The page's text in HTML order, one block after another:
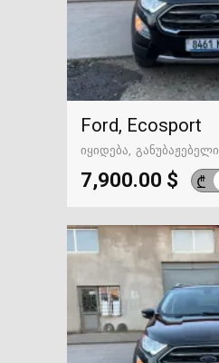
Ford, Ecosport
იყიდება განუბაჟებელი
ქუთაისი
7,900.00 $ ₾